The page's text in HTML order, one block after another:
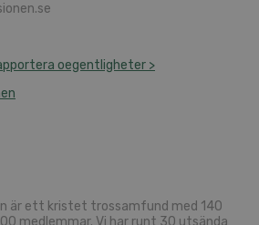
oegentligheter >
är ett kristet trossamfund med 140